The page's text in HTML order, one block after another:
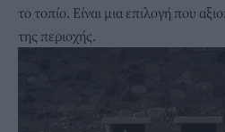
το τοπίο. Είναι μια επιλογή που
της περιοχής.